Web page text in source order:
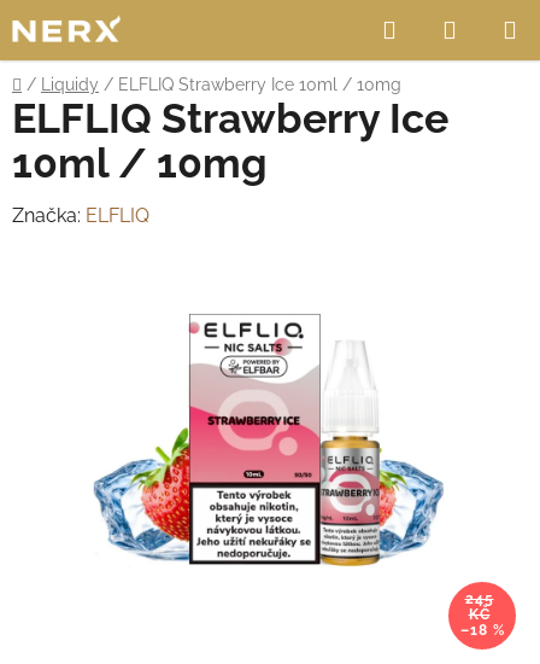
na
obsah
Hledat
KOŠÍK
Domů
/ Liquidy / ELFLIQ Strawberry Ice 10ml / 10mg
ELFLIQ Strawberry Ice
10ml / 10mg
Značka: ELFLIQ
245
KČ
–18 %